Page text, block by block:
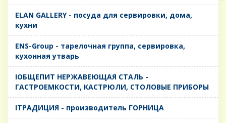
ELAN GALLERY - посуда для сервировки, дома,
кухни
ENS-Group - тарелочная группа, сервировка,
кухонная утварь
IОБЩЕПИТ НЕРЖАВЕЮЩАЯ СТАЛЬ -
ГАСТРОЕМКОСТИ, КАСТРЮЛИ, СТОЛОВЫЕ ПРИБОРЫ
IТРАДИЦИЯ - производитель ГОРНИЦА